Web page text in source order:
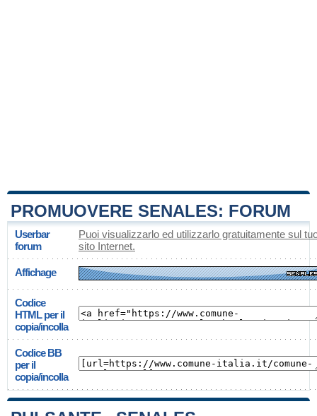
PROMUOVERE SENALES: FORUM
Userbar
forum
Puoi visualizzarlo ed utilizzarlo gratuitamente sul
sito Internet.
Affichage
Codice
HTML per il
copia/incolla
Codice BB
per il
copia/incolla